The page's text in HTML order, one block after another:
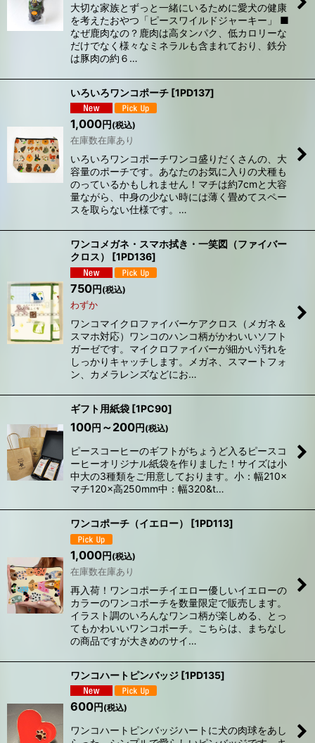
大切な家族とずっと一緒にいるために愛犬の健康
を考えたおやつ「ピースワイルドジャーキー」 ■
なぜ鹿肉なの？鹿肉は高タンパク、低カロリーな
だけでなく様々なミネラルも含まれており、鉄分
は豚肉の約６…
いろいろワンコポーチ [1PD137]
1,000円 (税込)
在庫数在庫あり
いろいろワンコポーチワンコ盛りだくさんの、大
容量のポーチです。あなたのお気に入りの犬種も
のっているかもしれません！マチは約7cmと大容
量ながら、中身の少ない時には薄く畳めてスペー
スを取らない仕様です。…
ワンコメガネ・スマホ拭き・一笑図（ファイバー
クロス）
[1PD136]
750円 (税込)
わずか
ワンコマイクロファイバーケアクロス（メガネ＆
スマホ対応）ワンコのハンコ柄がかわいいソフト
ガーゼです。マイクロファイバーが細かい汚れを
しっかりキャッチします。メガネ、スマートフォ
ン、カメラレンズなどにお…
ギフト用紙袋 [1PC90]
100円 ～200円 (税込)
ピースコーヒーのギフトがちょうど入るピースコ
ーヒーオリジナル紙袋を作りました！サイズは小
中大の3種類をご用意しております。小：幅210×
マチ120×高250mm中：幅320&t…
ワンコポーチ（イエロー） [1PD113]
1,000円(税込)
在庫数在庫あり
再入荷！ワンコポーチイエロー優しいイエローの
カラーのワンコポーチを数量限定で販売します。
イラスト調のいろんなワンコ柄が楽しめる、とっ
てもかわいいワンコポーチ。こちらは、まちなし
の商品ですが大きめのサイ…
ワンコハートピンバッジ [1PD135]
600円 (税込)
ワンコハートピンバッジハートに犬の肉球をあし